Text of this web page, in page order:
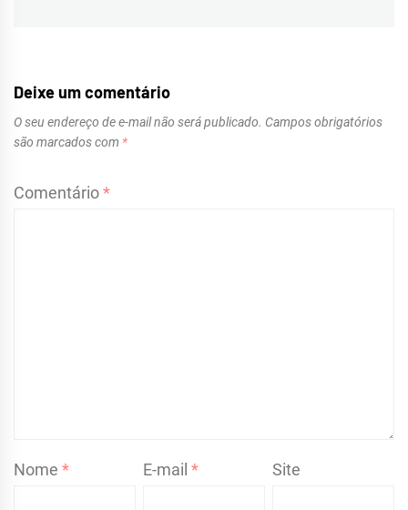
Deixe um comentário
O seu endereço de e-mail não será publicado. Campos obrigatórios
são marcados com *
Comentário*
Nome * E-mail* Site